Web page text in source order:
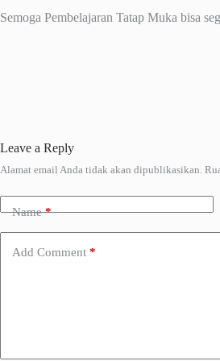
Semoga Pembelajaran Tatap Muka bisa
Leave a Reply
Alamat email Anda tidak akan dipublikasikan.
Name*
Add Comment *
A
t
e